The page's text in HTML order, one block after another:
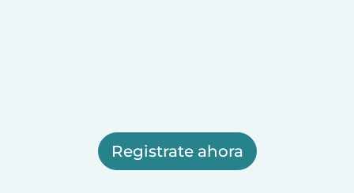
Registrate ahora